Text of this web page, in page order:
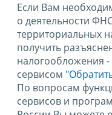
Если Вам
о деятельности
территориальных
получить
налогообложения
сервисом
По вопросам
сервисов и